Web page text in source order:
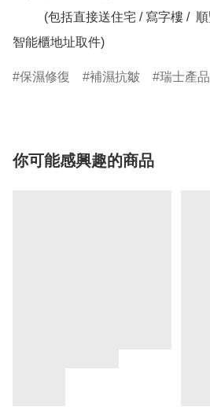
智能櫃地址取件)
保濕修復 補濕抗皺 瑞士產品
你可能感興趣的商品